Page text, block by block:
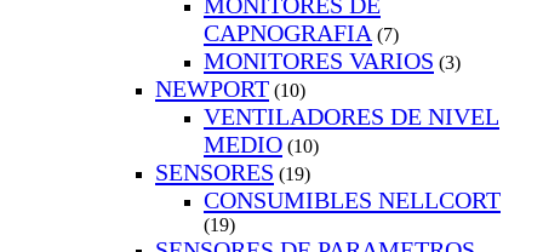
CAPNOGRAFIA (7)
MONITORES VARIOS (3)
NEWPORT (10)
VENTILADORES DE NIVEL
MEDIO (10)
SENSORES (19)
CONSUMIBLES NELLCORT
(19)